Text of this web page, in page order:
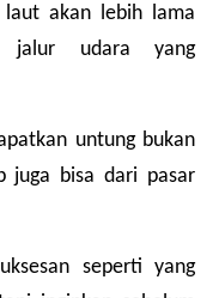
laut akan lebih lama
jalur udara yang
untung bukan
juga bisa dari pasar
seperti yang